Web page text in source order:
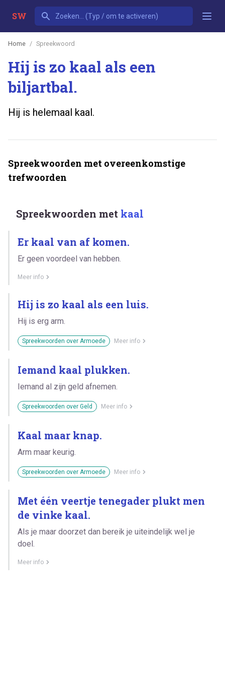
SW
Home Spreekwoord
Hij is zo kaal als een
biljartbal.
Hij is helemaal kaal.
Spreekwoorden met overeenkomstige
trefwoorden
Spreekwoorden met kaal
Er kaal van af komen.
Er geen voordeel van hebben.
Meer info
Hij is zo kaal als een luis.
Hij is erg arm.
Spreekwoorden over Armoede Meer info
Iemand kaal plukken.
Iemand al zijn geld afnemen.
Spreekwoorden over Geld Meer info
Kaal maar knap.
Arm maar keurig.
Spreekwoorden over Armoede Meer info
Met één veertje tenegader plukt men
de vinke kaal.
Als je maar doorzet dan bereik je uiteindelijk wel je
doel.
Meer info